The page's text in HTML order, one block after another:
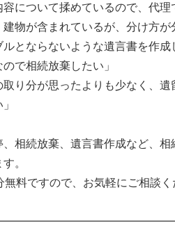
容について揉めているので、代
建物が含まれているが、分け方
ルとならないような遺言書を作
ので相続放棄したい」
取り分が思ったよりも少なく、
」
相続放棄、遺言書作成など、相
す。
料ですので、お気軽にご相談く